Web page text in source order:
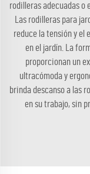
rodilleras adecuadas o
Las rodilleras para
reduce la tensión y el
en el jardín. La
proporcionan un
ultracómoda y
brinda descanso a las
en su trabajo, sin